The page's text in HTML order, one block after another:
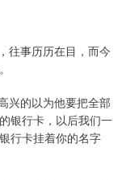
往事历历在目，而今
兴的以为他要把全部
银行卡，以后我们一
行卡挂着你的名字